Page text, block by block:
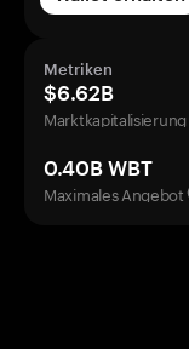
Metriken
$6.62B
Marktkapitalisierung
0.40B WBT
Maximales Angebot